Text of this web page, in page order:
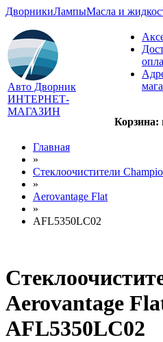
ДворникиЛампыМасла и
Авто Дворник
ИНТЕРНЕТ-
МАГАЗИН
Корзина:
Главная
»
Стеклоочистители
»
Aerovantage Flat
»
AFL5350LC02
Aerovantage
AFL5350LC02